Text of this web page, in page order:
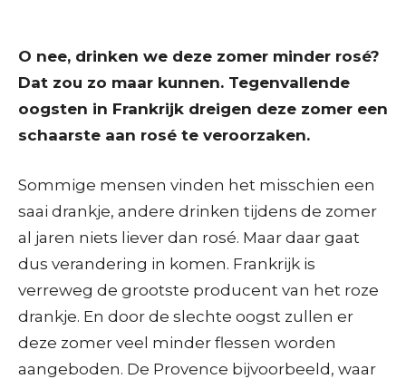
O nee, drinken we deze zomer minder rosé?
Dat zou zo maar kunnen. Tegenvallende
oogsten in Frankrijk dreigen deze zomer een
schaarste aan rosé te veroorzaken.
Sommige mensen vinden het misschien een
saai drankje, andere drinken tijdens de zomer
al jaren niets liever dan rosé. Maar daar gaat
dus verandering in komen. Frankrijk is
verreweg de grootste producent van het roze
drankje. En door de slechte oogst zullen er
deze zomer veel minder flessen worden
aangeboden. De Provence bijvoorbeeld, waar